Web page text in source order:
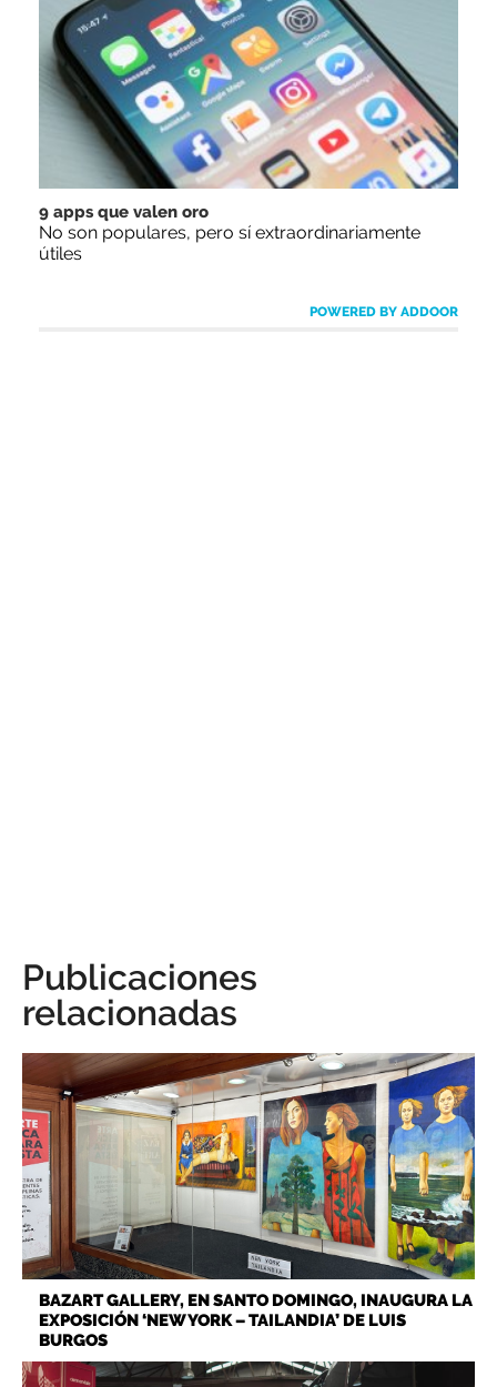
9 apps que valen oro
No son populares, pero sí extraordinariamente
útiles
POWERED BY ADDOOR
Publicaciones
relacionadas
BAZART GALLERY, EN SANTO DOMINGO, INAUGURA LA
EXPOSICIÓN ‘NEW YORK – TAILANDIA’ DE LUIS
BURGOS